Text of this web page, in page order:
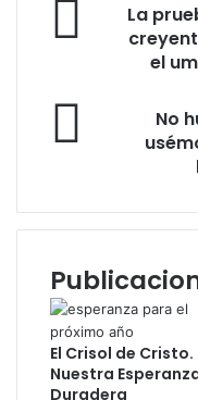
o
r
e
c
t
r
ó
n
a
p
c
r
s
e
La
el
s
d
e
l
d
No
El Crisol de Cristo.
Nuestra
Duradera